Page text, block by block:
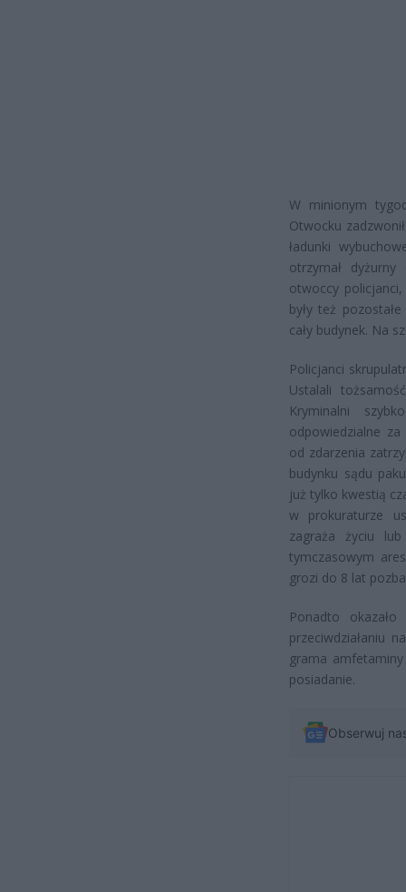
W minionym
Otwocku
ładunki
otrzymał
otwoccy
były też
cały budynek. Na
Policjanci
Ustalali
Kryminalni
odpowiedzialne
od zdarzenia
budynku sądu
już tylko kwestią
w prokuraturze
zagraża życiu
tymczasowym
grozi do 8 lat
Ponadto
przeciwdziałaniu
grama
posiadanie.
Obserwuj